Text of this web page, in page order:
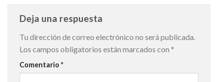
Deja una respuesta
Tu dirección de correo electrónico no será publicada.
Los campos obligatorios están marcados con *
Comentario *